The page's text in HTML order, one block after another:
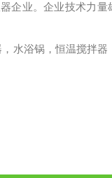
企业。企业技术力
水浴锅，恒温搅拌